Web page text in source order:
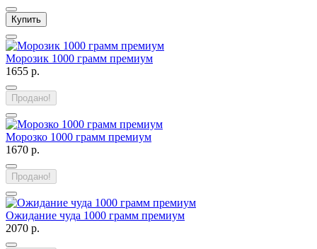
Купить
Морозик 1000 грамм премиум
1655 р.
Продано!
Морозко 1000 грамм премиум
1670 р.
Продано!
Ожидание чуда 1000 грамм премиум
2070 р.